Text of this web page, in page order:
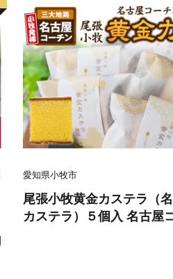
愛知県小牧市
尾張小牧黄金カステラ（
カステラ）５個入 名古屋
ラ ザラメ 常温 愛知県 小